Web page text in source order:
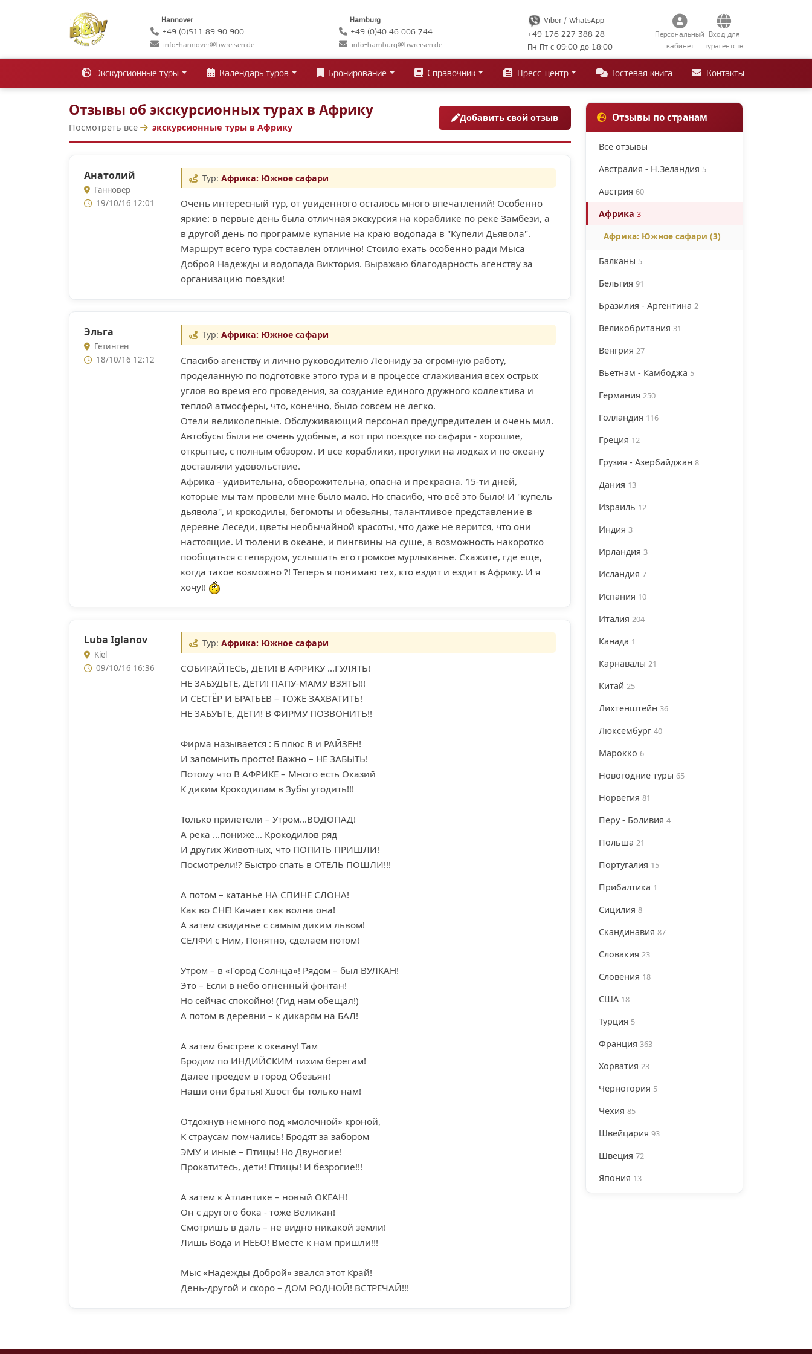
Hannover
+49 (0)511 89 90 900
info-hannover@bwreisen.de
Hamburg
+49 (0)40 46 006 744
info-hamburg@bwreisen.de
Viber / WhatsApp
+49 176 227 388 28
Пн-Пт с 09:00 до 18:00
Персональный
кабинет
Вход для
турагентств
Экскурсионные туры Календарь туров Бронирование Справочник Пресс-центр Гостевая книга Контакты
Отзывы об экскурсионных турах в Африку
Посмотреть все экскурсионные туры в Африку
Добавить свой отзыв
Анатолий
Ганновер
19/10/16 12:01
Тур:Африка: Южное сафари
Очень интересный тур, от увиденного осталось много впечатлений! Особенно
яркие: в первые день была отличная экскурсия на кораблике по реке Замбези, а
в другой день по программе купание на краю водопада в "Купели Дьявола".
Маршрут всего тура составлен отлично! Стоило ехать особенно ради Мыса
Доброй Надежды и водопада Виктория. Выражаю благодарность агенству за
организацию поездки!
Эльга
Гётинген
18/10/16 12:12
Тур:Африка: Южное сафари
Спасибо агенству и лично руководителю Леониду за огромную работу,
проделанную по подготовке этого тура и в процессе сглаживания всех острых
углов во время его проведения, за создание единого дружного коллектива и
тёплой атмосферы, что, конечно, было совсем не легко.
Отели великолепные. Обслуживающий персонал предупредителен и очень мил.
Автобусы были не очень удобные, а вот при поездке по сафари - хорошие,
открытые, с полным обзором. И все кораблики, прогулки на лодках и по океану
доставляли удовольствие.
Африка - удивительна, обворожительна, опасна и прекрасна. 15-ти дней,
которые мы там провели мне было мало. Но спасибо, что всё это было! И "купель
дьявола", и крокодилы, бегомоты и обезьяны, талантливое представление в
деревне Леседи, цветы необычайной красоты, что даже не верится, что они
настоящие. И тюлени в океане, и пингвины на суше, а возможность накоротко
пообщаться с гепардом, услышать его громкое мурлыканье. Скажите, где еще,
когда такое возможно ?! Теперь я понимаю тех, кто ездит и ездит в Африку. И я
хочу!!
Luba Iglanov
Kiel
09/10/16 16:36
Тур:Африка: Южное сафари
СОБИРАЙТЕСЬ, ДЕТИ! В АФРИКУ …ГУЛЯТЬ!
НЕ ЗАБУДЬТЕ, ДЕТИ! ПАПУ-МАМУ ВЗЯТЬ!!!
И СЕСТЁР И БРАТЬЕВ – ТОЖЕ ЗАХВАТИТЬ!
НЕ ЗАБУЬТЕ, ДЕТИ! В ФИРМУ ПОЗВОНИТЬ!!
Фирма называется : Б плюс В и РАЙЗЕН!
И запомнить просто! Важно – НЕ ЗАБЫТЬ!
Потому что В АФРИКЕ – Много есть Оказий
К диким Крокодилам в Зубы угодить!!!
Только прилетели – Утром…ВОДОПАД!
А река …пониже… Крокодилов ряд
И других Животных, что ПОПИТЬ ПРИШЛИ!
Посмотрели!? Быстро спать в ОТЕЛЬ ПОШЛИ!!!
А потом – катанье НА СПИНЕ СЛОНА!
Как во СНЕ! Качает как волна она!
А затем свиданье с самым диким львом!
СЕЛФИ с Ним, Понятно, сделаем потом!
Утром – в «Город Солнца»! Рядом – был ВУЛКАН!
Это – Если в небо огненный фонтан!
Но сейчас спокойно! (Гид нам обещал!)
А потом в деревни – к дикарям на БАЛ!
А затем быстрее к океану! Там
Бродим по ИНДИЙСКИМ тихим берегам!
Далее проедем в город Обезьян!
Наши они братья! Хвост бы только нам!
Отдохнув немного под «молочной» кроной,
К страусам помчались! Бродят за забором
ЭМУ и иные – Птицы! Но Двуногие!
Прокатитесь, дети! Птицы! И безрогие!!!
А затем к Атлантике – новый ОКЕАН!
Он с другого бока - тоже Великан!
Смотришь в даль – не видно никакой земли!
Лишь Вода и НЕБО! Вместе к нам пришли!!!
Мыс «Надежды Доброй» звался этот Край!
День-другой и скоро – ДОМ РОДНОЙ! ВСТРЕЧАЙ!!!
Отзывы по странам
Все отзывы
Австралия - Н.Зеландия 5
Австрия 60
Африка 3
Африка: Южное сафари (3)
Балканы 5
Бельгия 91
Бразилия - Аргентина 2
Великобритания 31
Венгрия 27
Вьетнам - Камбоджа 5
Германия 250
Голландия 116
Греция 12
Грузия - Азербайджан 8
Дания 13
Израиль 12
Индия 3
Ирландия 3
Исландия 7
Испания 10
Италия 204
Канада 1
Карнавалы 21
Китай 25
Лихтенштейн 36
Люксембург 40
Марокко 6
Новогодние туры 65
Норвегия 81
Перу - Боливия 4
Польша 21
Португалия 15
Прибалтика 1
Сицилия 8
Скандинавия 87
Словакия 23
Словения 18
США 18
Турция 5
Франция 363
Хорватия 23
Черногория 5
Чехия 85
Швейцария 93
Швеция 72
Япония 13